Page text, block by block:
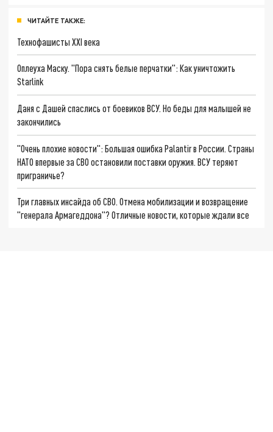
ЧИТАЙТЕ ТАКЖЕ:
Технофашисты XXI века
Оплеуха Маску. "Пора снять белые перчатки": Как уничтожить
Starlink
Даня с Дашей спаслись от боевиков ВСУ. Но беды для малышей не
закончились
"Очень плохие новости": Большая ошибка Palantir в России. Страны
НАТО впервые за СВО остановили поставки оружия. ВСУ теряют
приграничье?
Три главных инсайда об СВО. Отмена мобилизации и возвращение
"генерала Армагеддона"? Отличные новости, которые ждали все